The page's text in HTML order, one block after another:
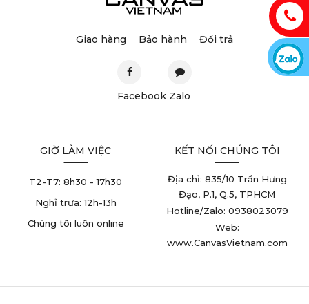
Giao hàng Bảo hành Đổi trả
Facebook Zalo
GIỜ LÀM VIỆC
T2-T7: 8h30 - 17h30
Nghỉ trưa: 12h-13h
Chúng tôi luôn online
KẾT NỐI CHÚNG TÔI
Địa chỉ: 835/10 Trần Hưng
Đạo, P.1, Q.5, TPHCM
Hotline/Zalo: 0938023079
Web:
www.CanvasVietnam.com